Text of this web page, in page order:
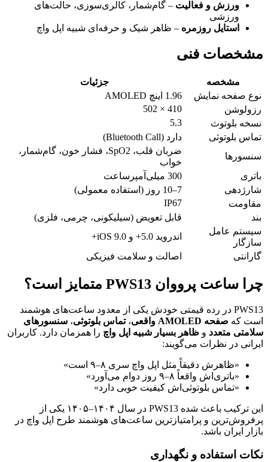
ورزش و فعالیت – گام‌شمار، کالری‌سوزی، حالت‌های
ورزشی
استایل روزمره – ظاهر شیک و حرفه‌ای شبیه اپل واچ
مشخصات فنی
مشخصه
جزئیات
نوع صفحه نمایش
1.96 اینچ AMOLED
رزولوشن
410 × 502
نسخه بلوتوث
5.3
تماس بلوتوثی
دارد (Bluetooth Call)
سنسورها
ضربان قلب، SpO2، فشار خون، گام‌شمار،
خواب
باتری
300 میلی‌آمپرساعت
شارژدهی
7–10 روز (استفاده معمولی)
مقاومت
IP67
بند
قابل تعویض (سیلیکونی، چرمی، فلزی)
سیستم عامل
سازگار
اندروید 5.0+ و iOS 9.0+
گارانتی
اصالت و سلامت فیزیکی
چرا ساعت پرووان PWS13 متمایز است؟
PWS13 در رده قیمتی خودش یکی از معدود ساعت‌های هوشمند
است که صفحه AMOLED واقعی ،تماس بلوتوثی، سنسورهای
سلامتی متعدد و ظاهر بسیار شبیه اپل واچ را همزمان دارد. کاربران
ایرانی در نظرات می‌گویند:
«ظاهرش دقیقاً مثل اپل واچ سری ۸–۹ است»
«باتری‌اش واقعاً ۸–۹ روز دوام می‌آورد»
«تماس بلوتوثی‌اش کیفیت خوبی دارد»
این ترکیب باعث شده PWS13 در سال ۱۴۰۴–۱۴۰۵ یکی از
پرفروش‌ترین و پرامتیازترین ساعت‌های هوشمند طرح اپل واچ در
بازار ایران باشد.
نکات استفاده و نگهداری